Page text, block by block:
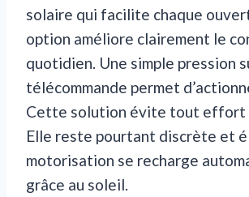
solaire qui facilite chaque
option améliore clairement le
quotidien. Une simple pression
télécommande permet
Cette solution évite tout effort
Elle reste pourtant discrète et
motorisation se recharge
grâce au soleil.